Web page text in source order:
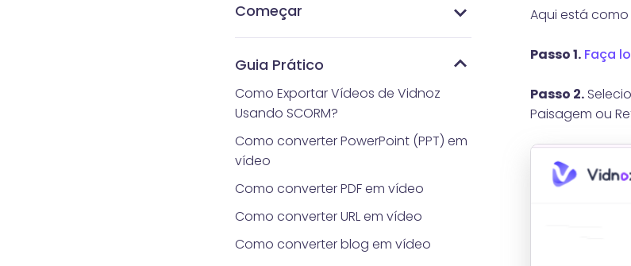
Começar
Gerador de Headshot?
Guia Prático
Como Exportar Vídeos de Vidnoz
Usando SCORM?
Como converter PowerPoint (PPT) em
vídeo
Como converter PDF em vídeo
Como converter URL em vídeo
Como converter blog em vídeo
Aqui está
Passo 1. Faça
Passo 2.
Paisagem ou